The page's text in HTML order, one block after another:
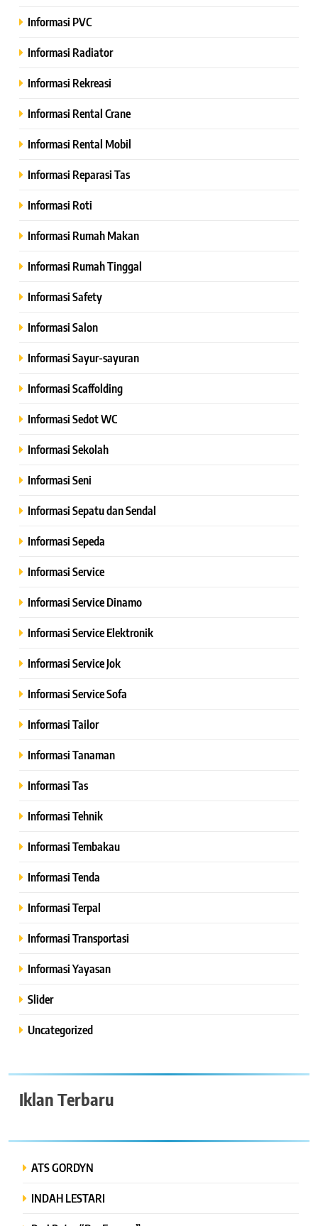
Informasi PVC
Informasi Radiator
Informasi Rekreasi
Informasi Rental Crane
Informasi Rental Mobil
Informasi Reparasi Tas
Informasi Roti
Informasi Rumah Makan
Informasi Rumah Tinggal
Informasi Safety
Informasi Salon
Informasi Sayur-sayuran
Informasi Scaffolding
Informasi Sedot WC
Informasi Sekolah
Informasi Seni
Informasi Sepatu dan Sendal
Informasi Sepeda
Informasi Service
Informasi Service Dinamo
Informasi Service Elektronik
Informasi Service Jok
Informasi Service Sofa
Informasi Tailor
Informasi Tanaman
Informasi Tas
Informasi Tehnik
Informasi Tembakau
Informasi Tenda
Informasi Terpal
Informasi Transportasi
Informasi Yayasan
Slider
Uncategorized
Iklan Terbaru
ATS GORDYN
INDAH LESTARI